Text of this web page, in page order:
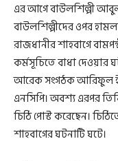
এর আগে বাউলশিল্পী আবুল
বাউলশিল্পীদের ওপর
রাজধানীর শাহবাগে
কর্মসূচিতে বাধা দেওয়ার
আরেক সংগঠক আরিফুল
এনসিপি। অবশ্য এরপর
চিঠি পোস্ট করেছেন।
শাহবাগের ঘটনাটি ঘটে।